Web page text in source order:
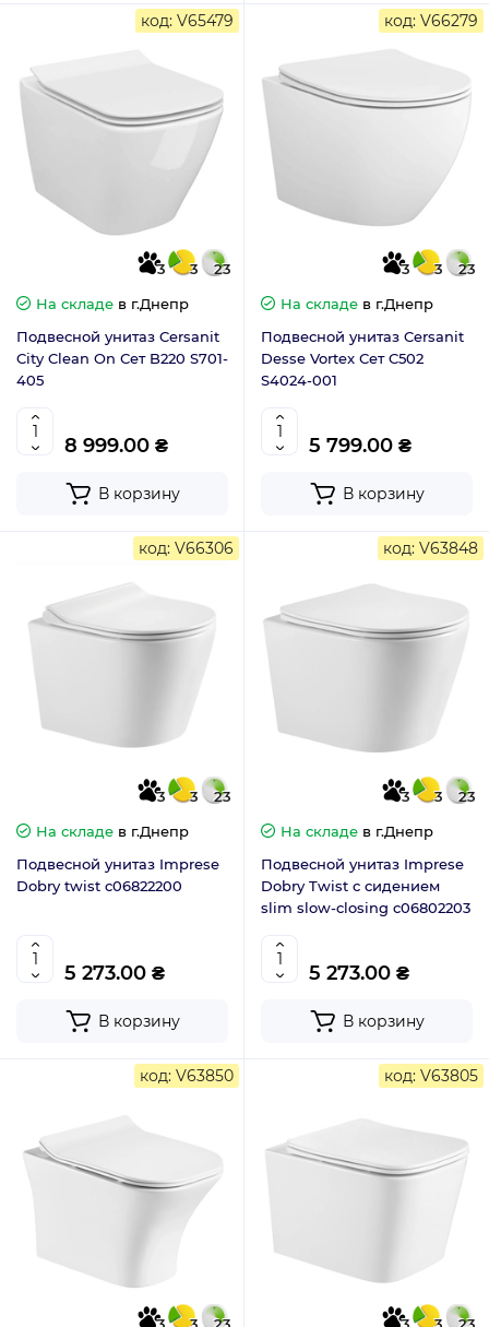
код: V65479
3 3
23
На складе в г.Днепр
Подвесной унитаз Cersanit
City Clean On Сет B220 S701-
405
8 999.00 ₴
В корзину
код: V66279
3 3
23
На складе в г.Днепр
Подвесной унитаз Cersanit
Desse Vortex Сет C502
S4024-001
5 799.00 ₴
В корзину
код: V66306
3 3
23
На складе в г.Днепр
Подвесной унитаз Imprese
Dobry twist c06822200
5 273.00 ₴
В корзину
код: V63848
3 3
23
На складе в г.Днепр
Подвесной унитаз Imprese
Dobry Twist с сидением
slim slow-closing c06802203
5 273.00 ₴
В корзину
код: V63850 код: V63805